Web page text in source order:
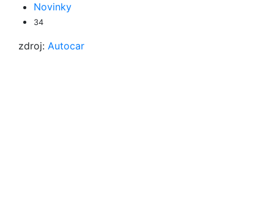
Novinky
34
zdroj: Autocar